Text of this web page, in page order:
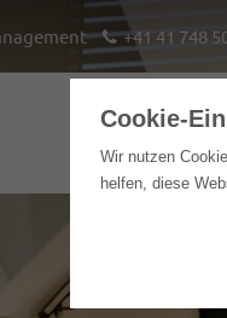
+41 41 748
Home
Cookie-
Wir nutzen
helfen, diese